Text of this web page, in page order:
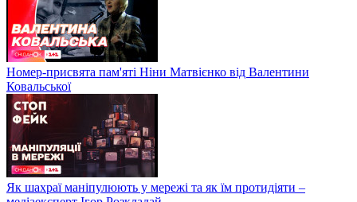
Номер-присвята пам'яті Ніни Матвієнко від Валентини
Ковальської
Як шахраї маніпулюють у мережі та як їм протидіяти –